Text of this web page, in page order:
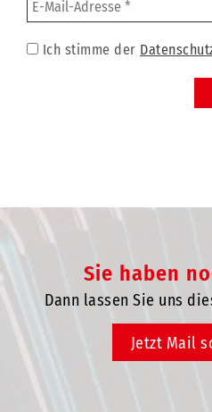
Ich stimme der
Sie haben
Dann lassen Sie uns
Jetzt Mail